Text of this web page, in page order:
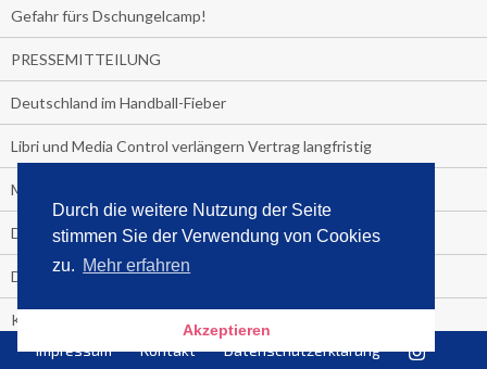
Durch die weitere Nutzung der Seite
stimmen Sie der Verwendung von Cookies
zu. Mehr erfahren
Akzeptieren
Gefahr fürs Dschungelcamp!
PRESSEMITTEILUNG
Deutschland im Handball-Fieber
Libri und Media Control verlängern Vertrag langfristig
Medienquiz:
Deutschlands Jahrescharts 2018
Die TV-Quotenkönige 2018
KNV und Media Control verlängern vorzeitig Zusammenarbeit
STRENG VERTRAULICH
Impressum Kontakt Datenschutzerklärung